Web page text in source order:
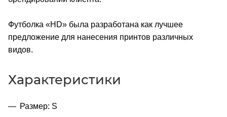
Футболка «HD» была разработана как лучшее
предложение для нанесения принтов различных
видов.
Характеристики
Размер: S